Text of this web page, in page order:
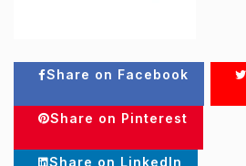
Share on Facebook
Share on Pinterest
Share on LinkedIn